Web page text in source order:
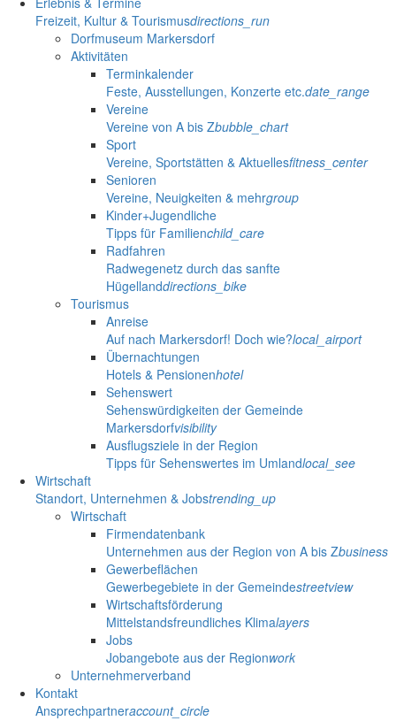
Freizeit, Kultur & Tourismusdirections_run
Dorfmuseum Markersdorf
Aktivitäten
Terminkalender
Feste, Ausstellungen, Konzerte etc.date_range
Vereine
Vereine von A bis Zbubble_chart
Sport
Vereine, Sportstätten & Aktuellesfitness_center
Senioren
Vereine, Neuigkeiten & mehrgroup
Kinder+Jugendliche
Tipps für Familienchild_care
Radfahren
Radwegenetz durch das sanfte
Hügellanddirections_bike
Tourismus
Anreise
Auf nach Markersdorf! Doch wie?local_airport
Übernachtungen
Hotels & Pensionenhotel
Sehenswert
Sehenswürdigkeiten der Gemeinde
Markersdorfvisibility
Ausflugsziele in der Region
Tipps für Sehenswertes im Umlandlocal_see
Wirtschaft
Standort, Unternehmen & Jobstrending_up
Wirtschaft
Firmendatenbank
Unternehmen aus der Region von A bis Zbusiness
Gewerbeflächen
Gewerbegebiete in der Gemeindestreetview
Wirtschaftsförderung
Mittelstandsfreundliches Klimalayers
Jobs
Jobangebote aus der Regionwork
Unternehmerverband
Kontakt
Ansprechpartneraccount_circle